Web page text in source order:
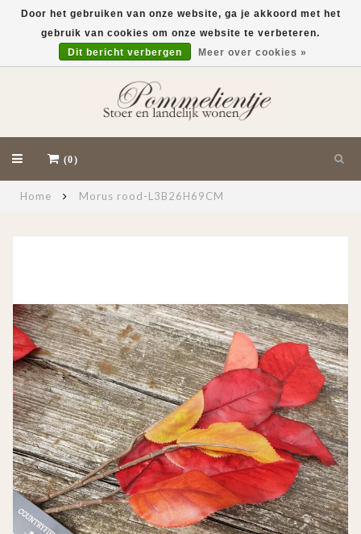
(0)
Home Morus rood-L3B26H69CM
Door het gebruiken van onze website, ga je akkoord met het
gebruik van cookies om onze website te verbeteren.
Dit bericht verbergen
Meer over cookies »